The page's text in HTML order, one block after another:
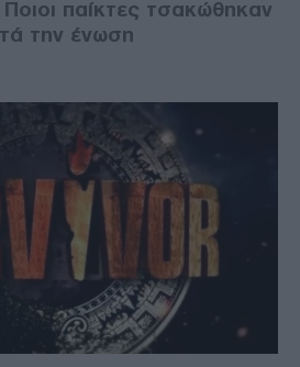
παίκτες τσακώθηκαν
την ένωση